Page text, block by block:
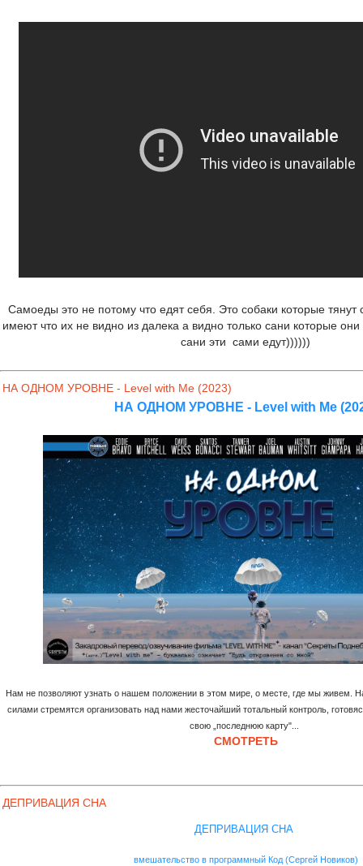
Самоеды это не потому что едят себя. Это собаки которые тянут
имеют что их не видно из далека а видно только сани которые они
сани эти сами едут))))))
НА ОДНОМ УРОВНЕ - Level with Me (2023)
НА ОДНОМ УРОВНЕ - Level with Me
Нам не позволяют узнать о нашем положении в этом мире, о месте, где мы живем.
силами стремятся организовать над нами жесточайший тотальный контроль,
свою „последнюю карту"...
СМОТРЕТЬ
ДЕПРИВАЦИЯ СНА
ДЕПРИВАЦИЯ СНА
вмешательство в программный Код (Сергей Новиков)